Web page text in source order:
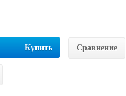
Купить Сравнение